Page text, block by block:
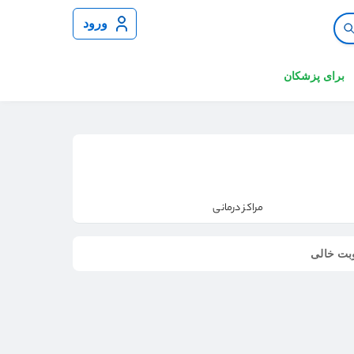
ورود
برای پزشکان
مراکز درمانی
خالی